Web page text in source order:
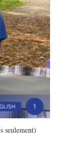
seulement)